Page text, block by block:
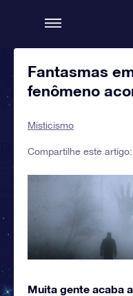
Fantasmas
fenômeno
Misticismo
Compartilhe este artigo:
Muita gente acaba